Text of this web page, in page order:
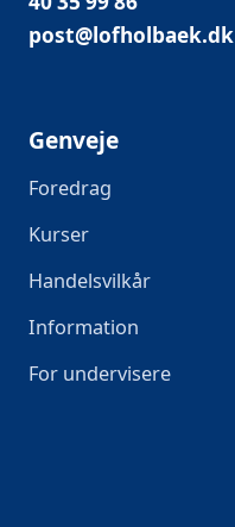
post@lofholbaek.dk
Genveje
Foredrag
Kurser
Handelsvilkår
Information
For undervisere